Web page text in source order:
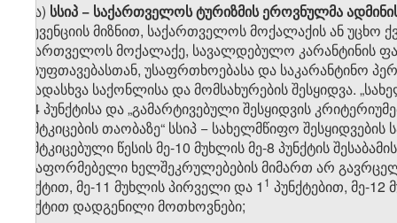
ა) სსიპ − საქართველოს ტურიზმის ეროვნულმა
პრევენციის მიზნით, საქართველოს მოქალაქის ან
საქართველოს მოქალაქე, სავალდებულო კარანტინის
დასუფთავებასთან, უსაფრთხოებასა და საკარანტინო
სხვადასხვა საქონლისა და მომსახურების შესყიდვა.
მე-4 პუნქტისა და „გამარტივებული შესყიდვის
დამტკიცების თაობაზე“ სსიპ − სახელმწიფო
დამტკიცებული წესის მე-10 მუხლის მე-8 პუნქტის
გასაფორმებელი ხელშეკრულებების მიმართ არ
პუნქტით, მე-11 მუხლის პირველი და 1​ ​1 პუნქტებით, მე-12
პუნქტით დადგენილი მოთხოვნები;